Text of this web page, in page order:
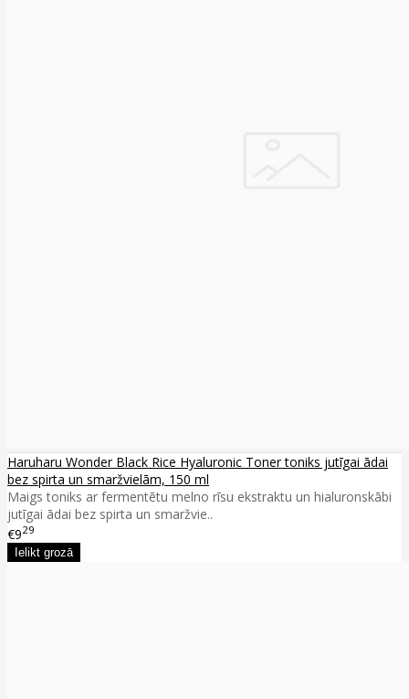
Haruharu Wonder Black Rice Hyaluronic Toner toniks jutīgai ādai
bez spirta un smaržvielām, 150 ml
Maigs toniks ar fermentētu melno rīsu ekstraktu un hialuronskābi
jutīgai ādai bez spirta un smaržvie..
€929